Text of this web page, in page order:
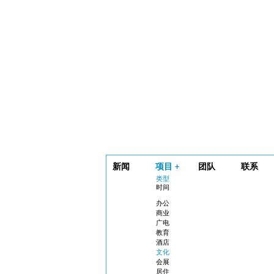
新闻 项目
类型
时间
团队 联系
办公
商业
广电
教育
酒店
文化
会展
居住